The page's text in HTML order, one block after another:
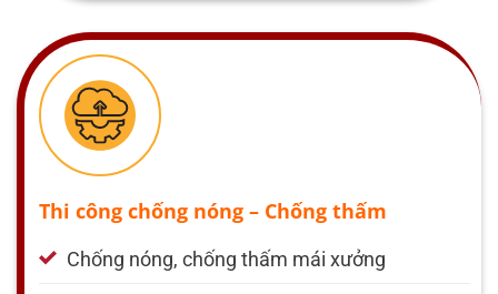
Thi công chống nóng – Chống thấm
Chống nóng, chống thấm mái xưởng